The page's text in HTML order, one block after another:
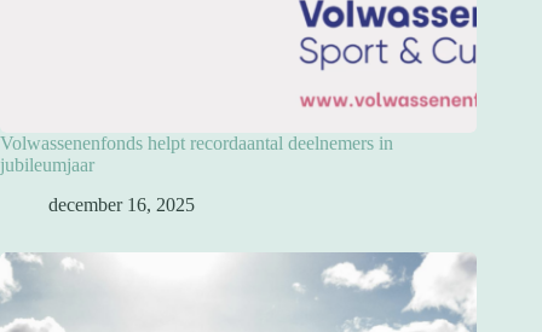
Volwassenenfonds helpt recordaantal deelnemers in
jubileumjaar
december 16, 2025